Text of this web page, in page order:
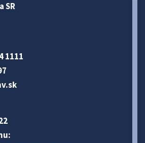
SR
1111
.sk